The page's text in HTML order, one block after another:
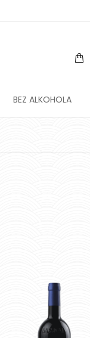
BEZ ALKOHOLA